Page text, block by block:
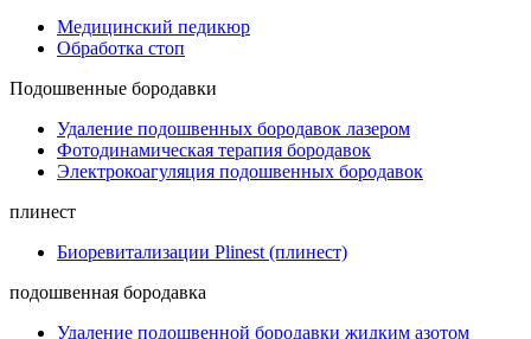
Медицинский педикюр
Обработка стоп
Подошвенные бородавки
Удаление подошвенных бородавок лазером
Фотодинамическая терапия бородавок
Электрокоагуляция подошвенных бородавок
плинест
Биоревитализации Plinest (плинест)
подошвенная бородавка
Удаление подошвенной бородавки жидким азотом